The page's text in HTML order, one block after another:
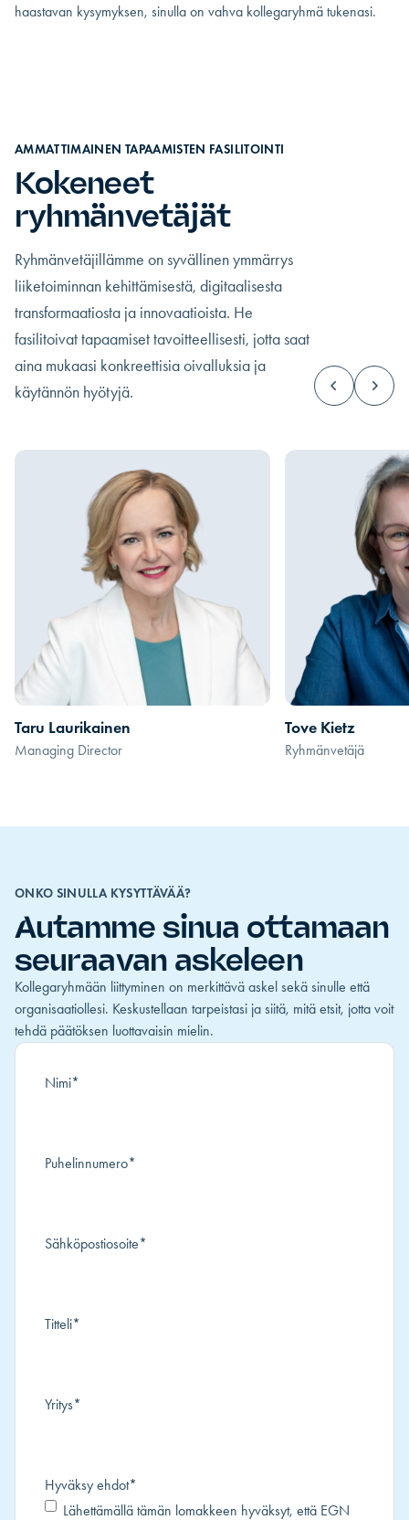
haastavan kysymyksen, sinulla on vahva kollegaryhmä tukenasi.
AMMATTIMAINEN TAPAAMISTEN FASILITOINTI
Kokeneet
ryhmänvetäjät
Ryhmänvetäjillämme on syvällinen ymmärrys
liiketoiminnan kehittämisestä, digitaalisesta
transformaatiosta ja innovaatioista. He
fasilitoivat tapaamiset tavoitteellisesti, jotta saat
aina mukaasi konkreettisia oivalluksia ja
käytännön hyötyjä.
Taru Laurikainen
Managing Director
Tove Kietz
Ryhmänvetäjä
ONKO SINULLA KYSYTTÄVÄÄ?
Autamme sinua ottamaan
seuraavan askeleen
Kollegaryhmään liittyminen on merkittävä askel sekä sinulle että
organisaatiollesi. Keskustellaan tarpeistasi ja siitä, mitä etsit, jotta voit
tehdä päätöksen luottavaisin mielin.
Nimi*
Puhelinnumero*
Sähköpostiosoite*
Titteli*
Yritys*
Hyväksy ehdot*
Lähettämällä tämän lomakkeen hyväksyt, että EGN